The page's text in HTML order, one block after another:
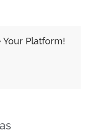
Your Platform!